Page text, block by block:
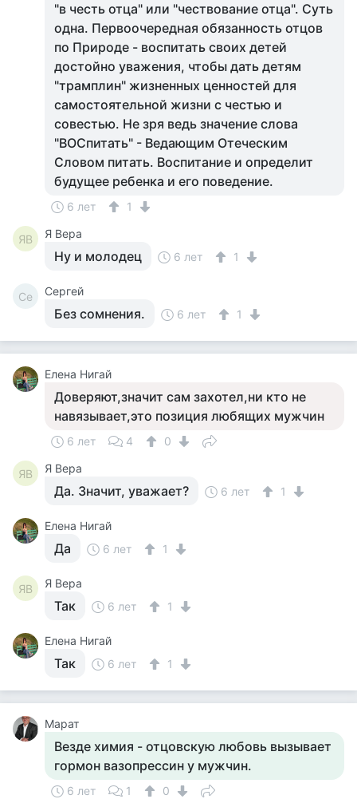
"в честь отца" или "чествование отца". Суть
одна. Первоочередная обязанность отцов
по Природе - воспитать своих детей
достойно уважения, чтобы дать детям
"трамплин" жизненных ценностей для
самостоятельной жизни с честью и
совестью. Не зря ведь значение слова
"ВОСпитать" - Ведающим Отеческим
Словом питать. Воспитание и определит
будущее ребенка и его поведение.
6 лет 1
ЯВ Я Вера
Ну и молодец 6 лет 1
Се Сергей
Без сомнения. 6 лет 1
Елена Нигай
Доверяют,значит сам захотел,ни кто не
навязывает,это позиция любящих мужчин
6 лет 4 0
ЯВ Я Вера
Да. Значит, уважает? 6 лет 1
Елена Нигай
Да 6 лет 1
ЯВ Я Вера
Так 6 лет 1
Елена Нигай
Так 6 лет 1
Марат
Везде химия - отцовскую любовь вызывает
гормон вазопрессин у мужчин.
6 лет 1 0